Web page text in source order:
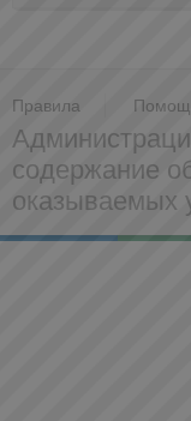
Правила
содержание
оказываемых